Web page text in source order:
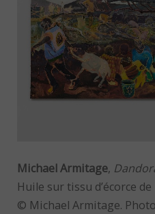
Michael Armitage,
Huile sur tissu d’écorce
© Michael Armitage.